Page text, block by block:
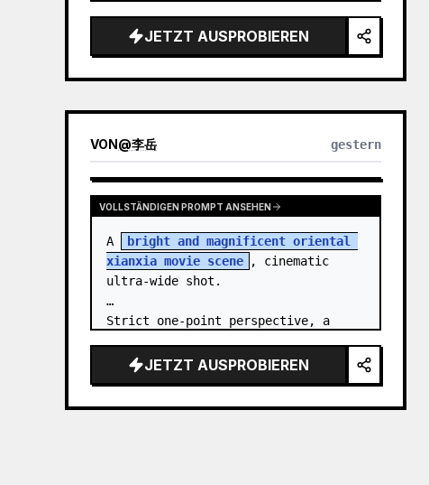
enormous ornate palace gate rising
from a mirror-still l…
JETZT AUSPROBIEREN
VON@李岳 gestern
VOLLSTÄNDIGEN PROMPT ANSEHEN
A
bright and magnificent oriental
xianxia movie scene
, cinematic
ultra-wide shot.
Strict one-point perspective, a
light golden jade, passing through
the sea of clouds from the bottom…
JETZT AUSPROBIEREN